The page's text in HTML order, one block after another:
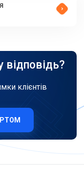
відповідь?
клієнтів